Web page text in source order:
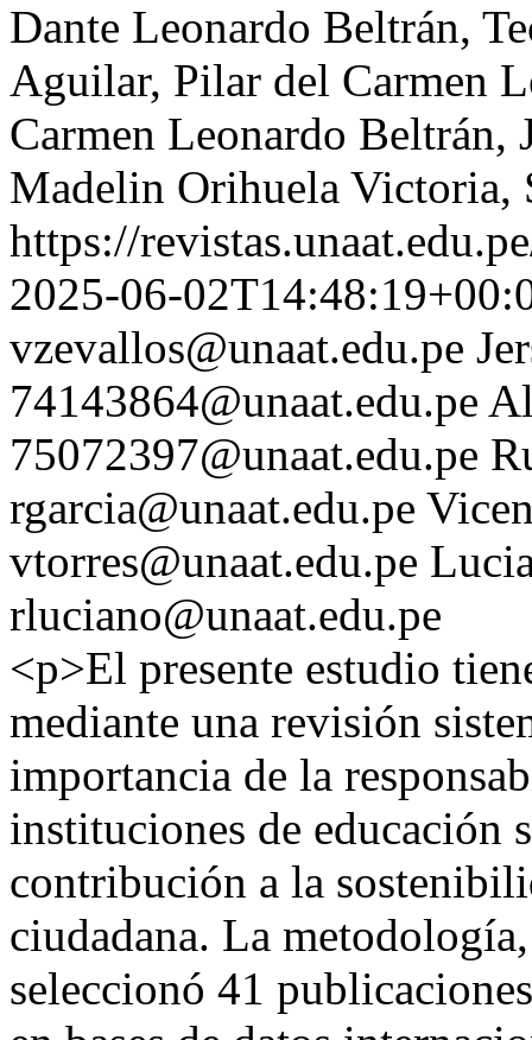
Dante Leonardo Beltrán,
Aguilar, Pilar del Carmen
Carmen Leonardo
Madelin Orihuela Victoria,
https://
2025-06-
vzevallos@unaat.edu.pe
74143864@unaat.edu.pe
75072397@unaat.edu.pe
rgarcia@unaat.edu.pe
vtorres@unaat.edu.pe
rluciano@unaat.edu.pe
<p>El presente estudio
mediante una revisión
importancia de la
instituciones de educación
contribución a la
ciudadana. La
seleccionó 41